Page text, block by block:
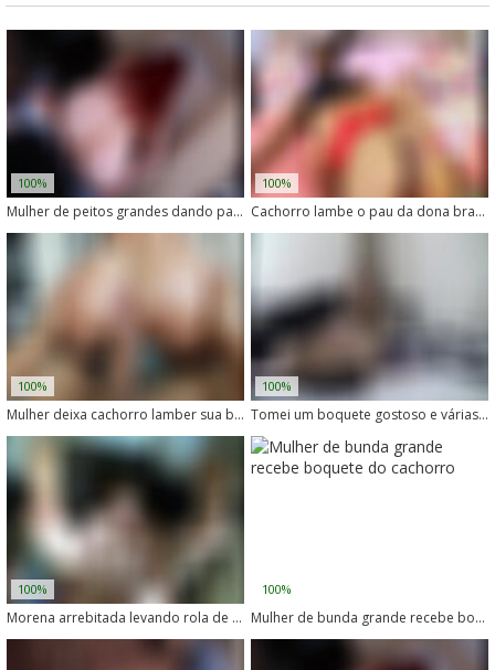
100%
Mulher de peitos grandes dando para seu cachorro
100%
Cachorro lambe o pau da dona branca enquanto ela goza
100%
Mulher deixa cachorro lamber sua buceta rosa
100%
Tomei um boquete gostoso e várias pirocadas do meu cachorro safado
100%
Morena arrebitada levando rola de cachorro no cu
100%
Mulher de bunda grande recebe boquete do cachorro